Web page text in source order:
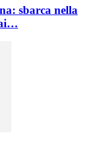
sbarca nella